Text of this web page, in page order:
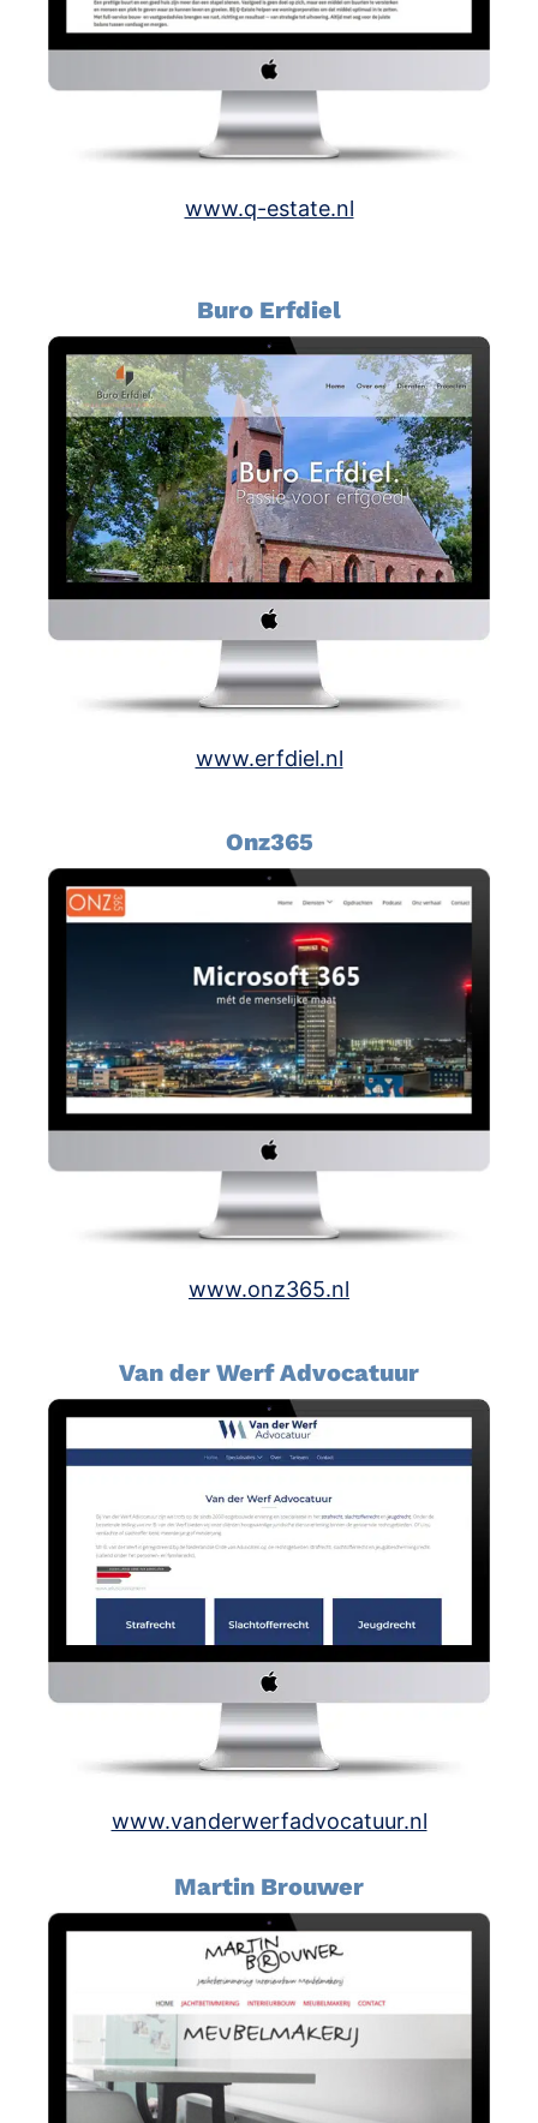
www.q-estate.nl
Buro Erfdiel
www.erfdiel.nl
Onz365
www.onz365.nl
Van der Werf Advocatuur
www.vanderwerfadvocatuur.nl
Martin Brouwer